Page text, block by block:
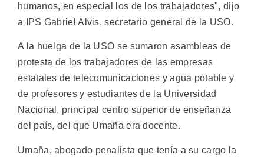
humanos, en especial los de los trabajadores", dijo
a IPS Gabriel Alvis, secretario general de la USO.
A la huelga de la USO se sumaron asambleas de
protesta de los trabajadores de las empresas
estatales de telecomunicaciones y agua potable y
de profesores y estudiantes de la Universidad
Nacional, principal centro superior de enseñanza
del país, del que Umaña era docente.
Umaña, abogado penalista que tenía a su cargo la